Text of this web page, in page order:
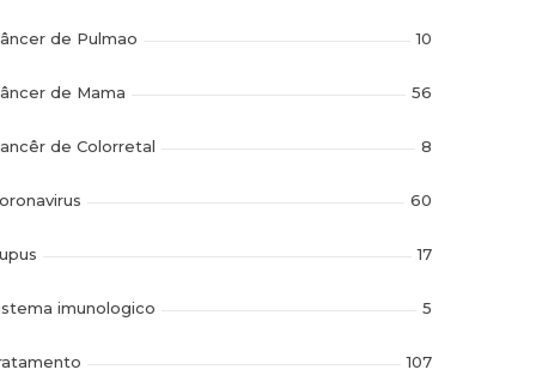
de Pulmao 10
de Mama 56
de Colorretal 8
60
17
imunologico 5
107